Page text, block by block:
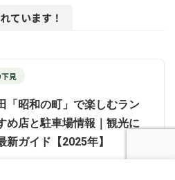
ています！
見
「昭和の町」で楽しむラン
め店と駐車場情報｜観光に
新ガイド【2025年】